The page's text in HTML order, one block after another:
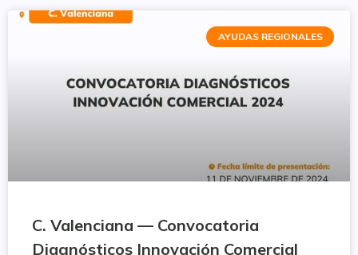
AYUDAS REGIONALES
C. Valenciana — Convocatoria
Diagnósticos Innovación Comercial